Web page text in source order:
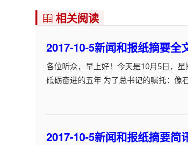
 相关阅读
2017-10-5新闻和报纸摘要全
各位听众，早上好！今天是10月5日，
砥砺奋进的五年 为了总书记的嘱托：像
2017-10-5新闻和报纸摘要简